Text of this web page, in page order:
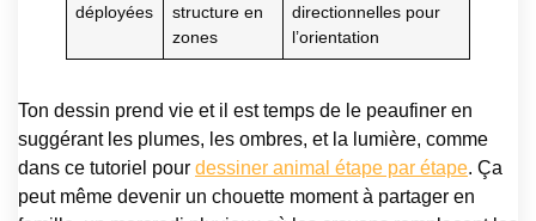
déployées
structure en
zones
directionnelles pour
l’orientation
Ton dessin prend vie et il est temps de le peaufiner en
suggérant les plumes, les ombres, et la lumière, comme
dans ce tutoriel pour dessiner animal étape par étape. Ça
peut même devenir un chouette moment à partager en